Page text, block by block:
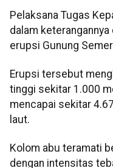
Pelaksana Tugas
dalam
erupsi Gunung
Erupsi tersebut
tinggi sekitar 1.000
mencapai sekitar
laut.
Kolom abu teramati
dengan intensitas